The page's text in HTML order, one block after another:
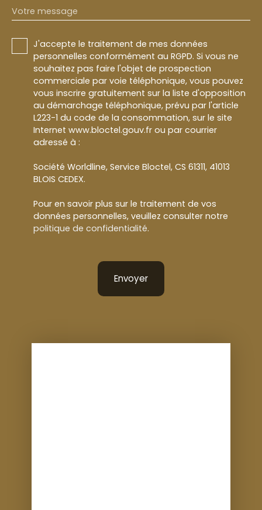
Votre message
J'accepte le traitement de mes données
personnelles conformément au RGPD. Si vous ne
souhaitez pas faire l'objet de prospection
commerciale par voie téléphonique, vous pouvez
vous inscrire gratuitement sur la liste d'opposition
au démarchage téléphonique, prévu par l'article
L223-1 du code de la consommation, sur le site
Internet www.bloctel.gouv.fr ou par courrier
adressé à :
Société Worldline, Service Bloctel, CS 61311, 41013
BLOIS CEDEX.
Pour en savoir plus sur le traitement de vos
données personnelles, veuillez consulter notre
politique de confidentialité.
Envoyer